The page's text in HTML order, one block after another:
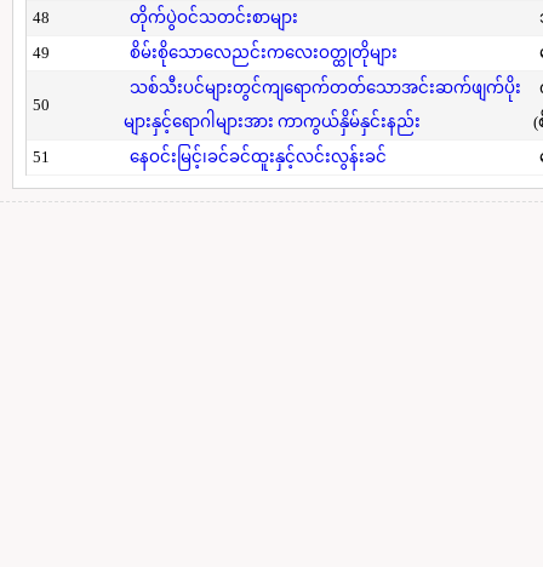
48 တိုက်ပွဲဝင်သတင်းစာများ
49
စိမ်းစိုသောလေညင်းကလေးဝတ္ထုတိုများ
50
သစ်သီးပင်များတွင်ကျရောက်တတ်သောအင်းဆက်ဖျက်ပိုး
များနှင့်ရောဂါများအား ကာကွယ်နှိမ်နှင်းနည်း
(
51
နေဝင်းမြင့်၊ခင်ခင်ထူးနှင့်လင်းလွန်းခင်